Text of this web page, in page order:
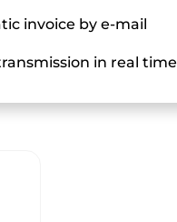
invoice by e-mail
in real time